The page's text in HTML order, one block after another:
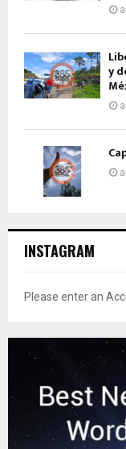
y
INSTAGRAM
Please enter an